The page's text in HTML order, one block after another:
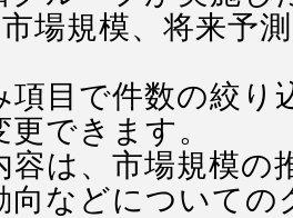
場規模、将来予
項目で件数の絞
できます。
容は、市場規模
向などについて